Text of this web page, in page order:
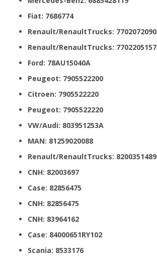
Fiat: 7686774
Renault/RenaultTrucks: 7702072090
Renault/RenaultTrucks: 7702205157
Ford: 78AU15040A
Peugeot: 7905522200
Citroen: 7905522220
Peugeot: 7905522220
VW/Audi: 803951253A
MAN: 81259020088
Renault/RenaultTrucks: 8200351489
CNH: 82003697
Case: 82856475
CNH: 82856475
CNH: 83964162
Case: 84000651RY102
Scania: 8533176